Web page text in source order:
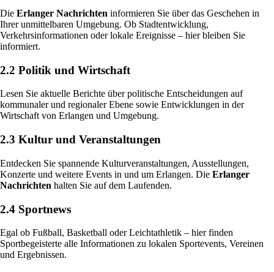
Die Erlanger Nachrichten informieren Sie über das Geschehen in
Ihrer unmittelbaren Umgebung. Ob Stadtentwicklung,
Verkehrsinformationen oder lokale Ereignisse – hier bleiben Sie
informiert.
2.2 Politik und Wirtschaft
Lesen Sie aktuelle Berichte über politische Entscheidungen auf
kommunaler und regionaler Ebene sowie Entwicklungen in der
Wirtschaft von Erlangen und Umgebung.
2.3 Kultur und Veranstaltungen
Entdecken Sie spannende Kulturveranstaltungen, Ausstellungen,
Konzerte und weitere Events in und um Erlangen. Die Erlanger
Nachrichten halten Sie auf dem Laufenden.
2.4 Sportnews
Egal ob Fußball, Basketball oder Leichtathletik – hier finden
Sportbegeisterte alle Informationen zu lokalen Sportevents, Vereinen
und Ergebnissen.